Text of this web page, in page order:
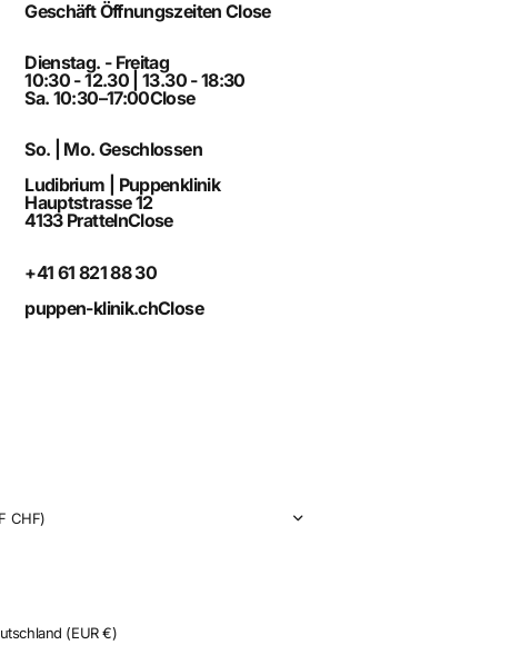
Geschäft Öffnungszeiten Close
Dienstag. - Freitag
10:30 - 12.30 | 13.30 - 18:30
Sa. 10:30–17:00Close
So. | Mo. Geschlossen
Ludibrium | Puppenklinik
Hauptstrasse 12
4133 PrattelnClose
+41 61 821 88 30
puppen-klinik.chClose
CHF)
(EUR €)